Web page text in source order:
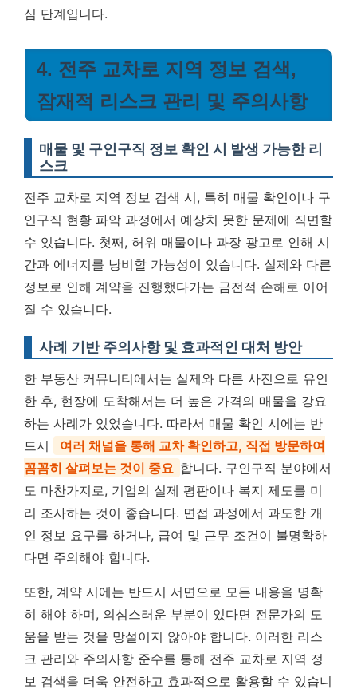
심 단계입니다.
4. 전주 교차로 지역 정보 검색,
잠재적 리스크 관리 및 주의사항
매물 및 구인구직 정보 확인 시 발생 가능한 리
스크
전주 교차로 지역 정보 검색 시, 특히 매물 확인이나 구
인구직 현황 파악 과정에서 예상치 못한 문제에 직면할
수 있습니다. 첫째, 허위 매물이나 과장 광고로 인해 시
간과 에너지를 낭비할 가능성이 있습니다. 실제와 다른
정보로 인해 계약을 진행했다가는 금전적 손해로 이어
질 수 있습니다.
사례 기반 주의사항 및 효과적인 대처 방안
한 부동산 커뮤니티에서는 실제와 다른 사진으로 유인
한 후, 현장에 도착해서는 더 높은 가격의 매물을 강요
하는 사례가 있었습니다. 따라서 매물 확인 시에는 반
드시
여러 채널을 통해 교차 확인하고, 직접 방문하여
꼼꼼히 살펴보는 것이 중요 합니다. 구인구직 분야에서
도 마찬가지로, 기업의 실제 평판이나 복지 제도를 미
리 조사하는 것이 좋습니다. 면접 과정에서 과도한 개
인 정보 요구를 하거나, 급여 및 근무 조건이 불명확하
다면 주의해야 합니다.
또한, 계약 시에는 반드시 서면으로 모든 내용을 명확
히 해야 하며, 의심스러운 부분이 있다면 전문가의 도
움을 받는 것을 망설이지 않아야 합니다. 이러한 리스
크 관리와 주의사항 준수를 통해 전주 교차로 지역 정
보 검색을 더욱 안전하고 효과적으로 활용할 수 있습니